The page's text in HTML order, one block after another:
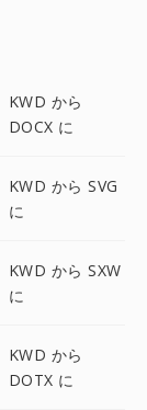
KWD から
DOCX に
KWD から SVG
に
KWD から SXW
に
KWD から
DOTX に